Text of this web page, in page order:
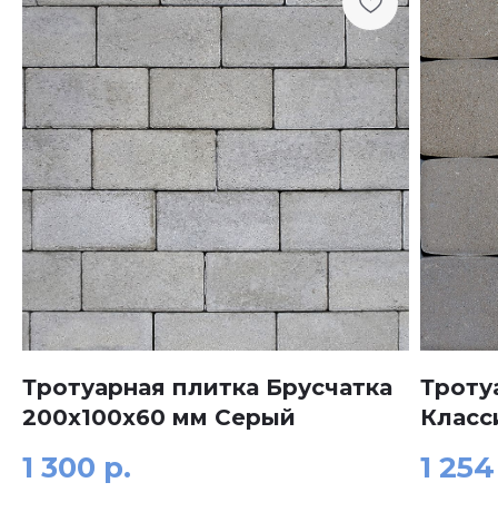
Тротуарная плитка Брусчатка
200x100x60 мм Серый
1 300 р. 1 254